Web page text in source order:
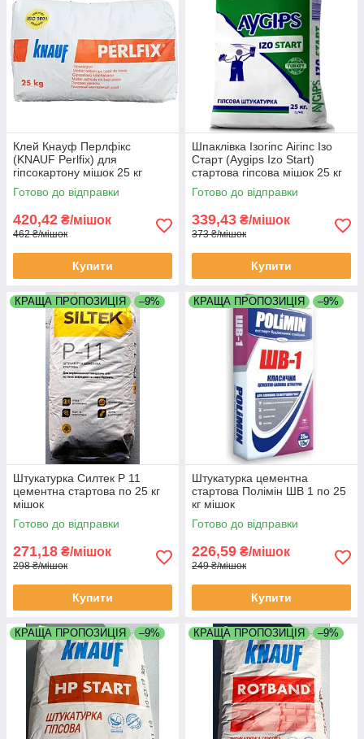
Клей Кнауф Перлфікс
(KNAUF Perlfix) для
гіпсокартону мішок 25 кг
Готово до відправки
420,42 ₴/мішок
462 ₴/мішок
Купити
Шпаклівка Ізогіпс Аігіпс Ізо
Старт (Aygips Izo Start)
стартова гіпсова мішок 25 кг
Туреччина
Готово до відправки
339,43 ₴/мішок
373 ₴/мішок
Купити
КРАЩА ПРОПОЗИЦІЯ –9%
Штукатурка Силтек Р 11
цементна стартова по 25 кг
мішок
Готово до відправки
271,18 ₴/мішок
298 ₴/мішок
Купити
КРАЩА ПРОПОЗИЦІЯ –9%
Штукатурка цементна
стартова Полімін ШВ 1 по 25
кг мішок
Готово до відправки
226,59 ₴/мішок
249 ₴/мішок
Купити
КРАЩА ПРОПОЗИЦІЯ –9% КРАЩА ПРОПОЗИЦІЯ –9%